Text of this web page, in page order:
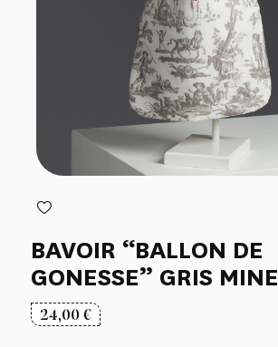
BAVOIR “BALLON DE
GONESSE” GRIS MINE
24,00€